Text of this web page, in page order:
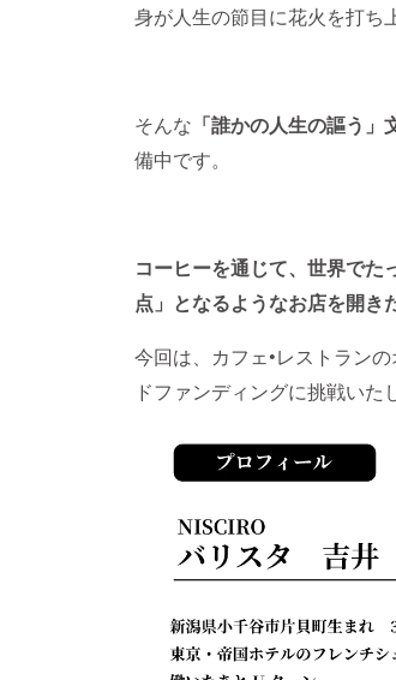
身が人生の節目に花火を打ち
そんな 「誰かの人生の謳う」
備中です。
コーヒーを通じて、世界で
点」となるようなお店を開き
今回は、カフェ•レストラン
ドファンディングに挑戦いた